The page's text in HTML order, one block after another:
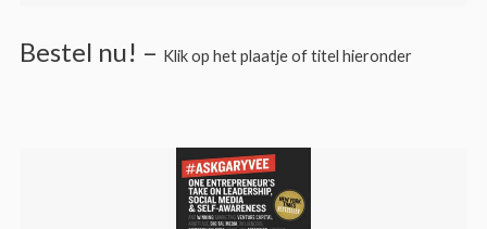
Bestel nu! – Klik op het plaatje of titel hieronder